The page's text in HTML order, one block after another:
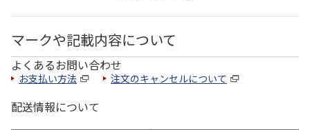
マークや記載内容について
よくあるお問い合わせ
お支払い方法 注文のキャンセルについて
配送情報について